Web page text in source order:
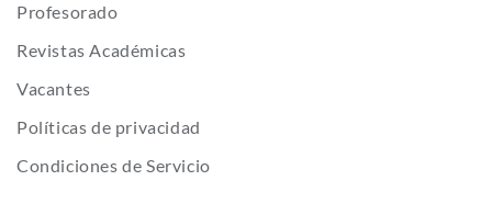
Profesorado
Revistas Académicas
Vacantes
Políticas de privacidad
Condiciones de Servicio